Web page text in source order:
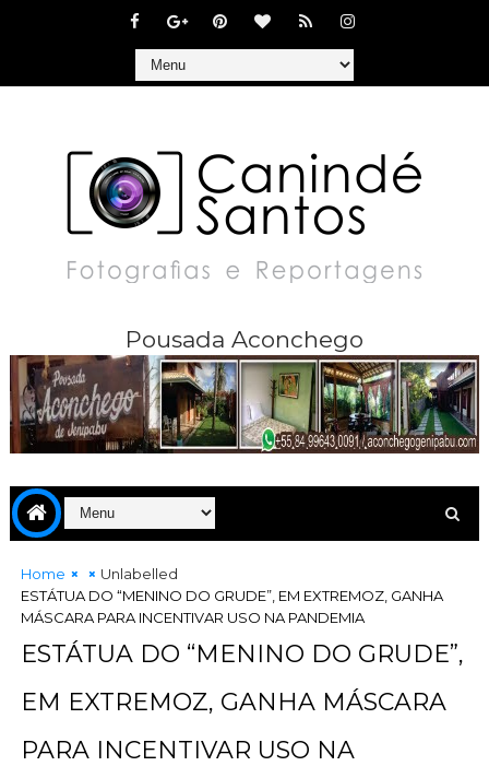
Pousada Aconchego
Home
Unlabelled
ESTÁTUA DO “MENINO DO GRUDE”, EM EXTREMOZ, GANHA
MÁSCARA PARA INCENTIVAR USO NA PANDEMIA
ESTÁTUA DO “MENINO DO GRUDE”,
EM EXTREMOZ, GANHA MÁSCARA
PARA INCENTIVAR USO NA